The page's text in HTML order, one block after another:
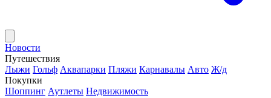
Новости
Путешествия
Лыжи Гольф Аквапарки Пляжи Карнавалы Авто Ж/д
Покупки
Шоппинг Аутлеты Недвижимость